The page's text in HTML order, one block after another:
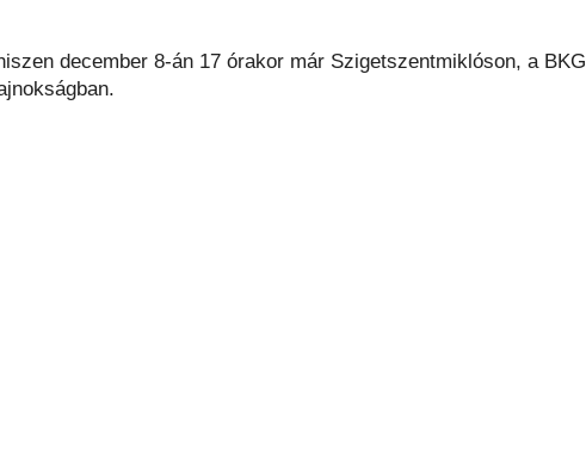
december 8-án 17 órakor már Szigetszentmiklóson, a BKG